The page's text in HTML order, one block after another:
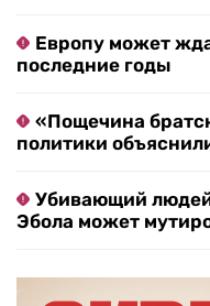
Европу может
последние годы
«Пощечина
политики
Убивающий
Эбола может